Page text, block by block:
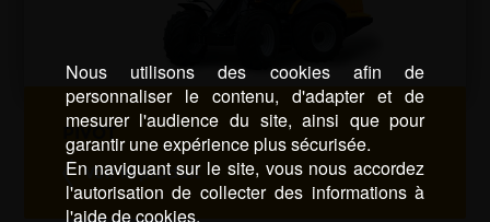
PIVOT
Voir le produit
Nous utilisons des cookies afin de
personnaliser le contenu, d'adapter et de
mesurer l'audience du site, ainsi que pour
garantir une expérience plus sécurisée.
En naviguant sur le site, vous nous accordez
l'autorisation de collecter des informations à
l'aide de cookies.